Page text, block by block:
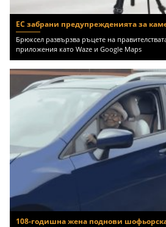
ЕС забрани предупрежденията за
Брюксел развързва ръцете на
приложения като Waze и Google Maps
108-годишна жена поднови